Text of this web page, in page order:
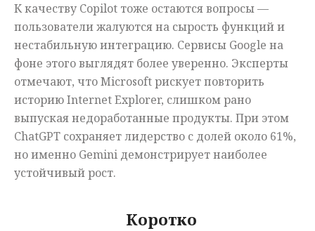
К качеству Copilot тоже остаются вопросы —
пользователи жалуются на сырость функций и
нестабильную интеграцию. Сервисы Google на
фоне этого выглядят более уверенно. Эксперты
отмечают, что Microsoft рискует повторить
историю Internet Explorer, слишком рано
выпуская недоработанные продукты. При этом
ChatGPT сохраняет лидерство с долей около 61%,
но именно Gemini демонстрирует наиболее
устойчивый рост.
Коротко